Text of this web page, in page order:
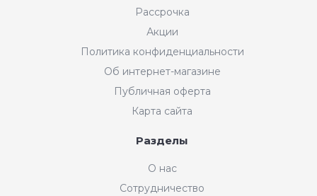
Интернет-магазин "Мир
Рассрочка
Акции
Политика конфиденциальности
Об интернет-магазине
Публичная оферта
Карта сайта
Разделы
О нас
Сотрудничество